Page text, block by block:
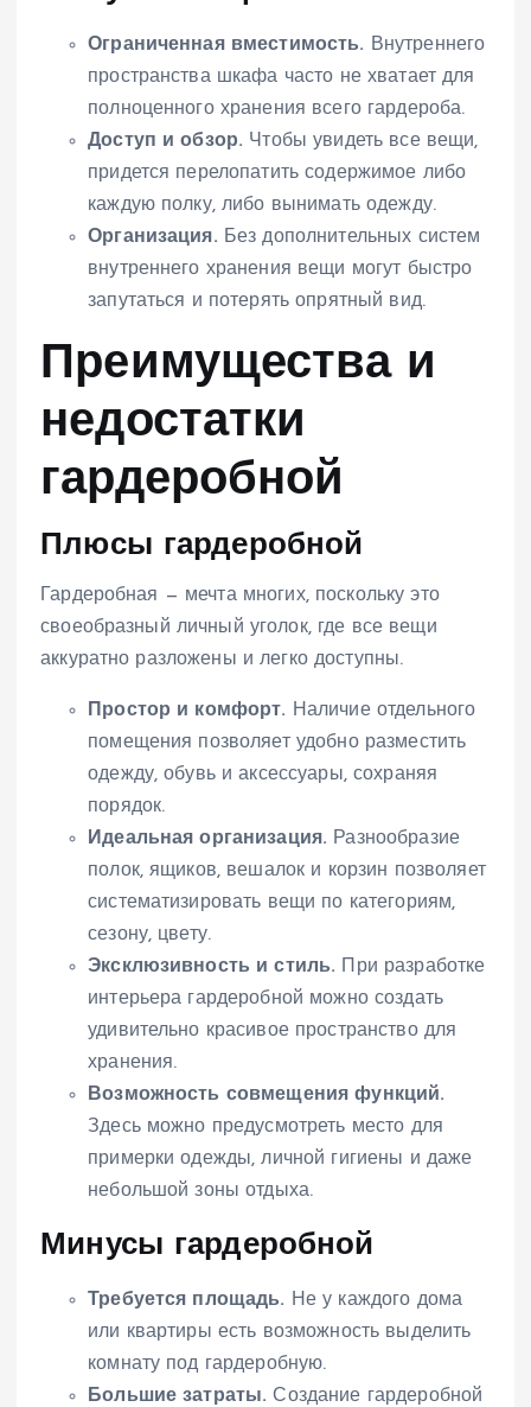
Ограниченная вместимость. Внутреннего
пространства шкафа часто не хватает для
полноценного хранения всего гардероба.
Доступ и обзор. Чтобы увидеть все вещи,
придется перелопатить содержимое либо
каждую полку, либо вынимать одежду.
Организация. Без дополнительных систем
внутреннего хранения вещи могут быстро
запутаться и потерять опрятный вид.
Преимущества и
недостатки
гардеробной
Плюсы гардеробной
Гардеробная — мечта многих, поскольку это
своеобразный личный уголок, где все вещи
аккуратно разложены и легко доступны.
Простор и комфорт. Наличие отдельного
помещения позволяет удобно разместить
одежду, обувь и аксессуары, сохраняя
порядок.
Идеальная организация. Разнообразие
полок, ящиков, вешалок и корзин позволяет
систематизировать вещи по категориям,
сезону, цвету.
Эксклюзивность и стиль. При разработке
интерьера гардеробной можно создать
удивительно красивое пространство для
хранения.
Возможность совмещения функций.
Здесь можно предусмотреть место для
примерки одежды, личной гигиены и даже
небольшой зоны отдыха.
Минусы гардеробной
Требуется площадь. Не у каждого дома
или квартиры есть возможность выделить
комнату под гардеробную.
Большие затраты. Создание гардеробной